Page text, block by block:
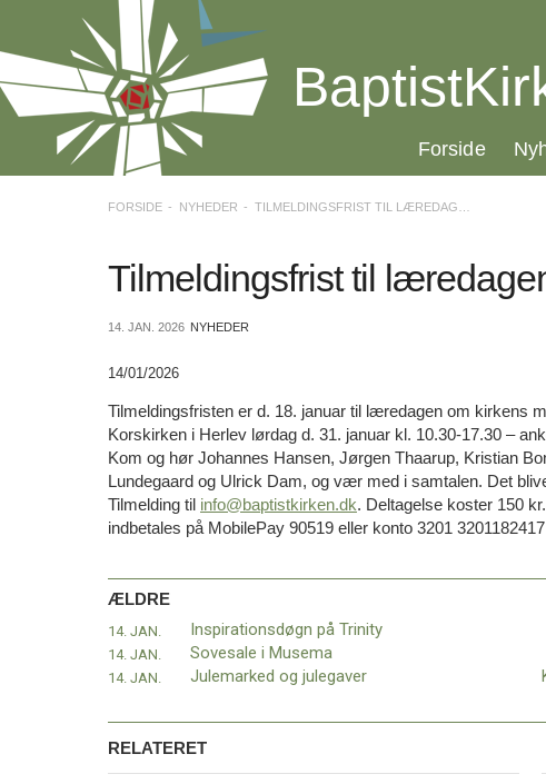
over
og
gå
Vend
tilbage
Værktøjskassen
BaptistKirken
Inspiration
BaptistKirken
20.0:
Forside
FORSIDE NYHEDER
Tilmeldingsfrist til
14. JAN. 2026 NYHEDER
14/01/2026
Tilmeldingsfristen er d. 18. januar til læredagen om kirkens
Korskirken i Herlev lørdag d. 31. januar kl. 10.30-17.30 –
Kom og hør Johannes Hansen, Jørgen Thaarup, Kristian
Lundegaard og Ulrick Dam, og vær med i samtalen. Det
Tilmelding til info@baptistkirken.dk. Deltagelse koster 150
indbetales på MobilePay 90519 eller konto 3201
ÆLDRE
14. JAN. Inspirationsdøgn på Trinity
14. JAN. Sovesale i Musema
14. JAN. Julemarked og julegaver
RELATERET